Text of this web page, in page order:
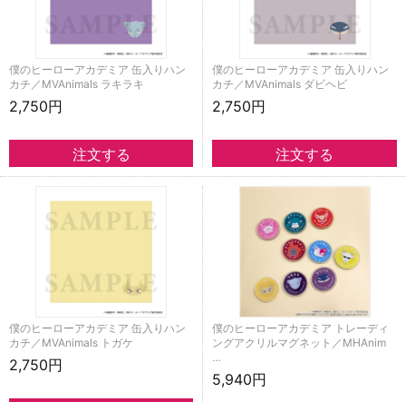
僕のヒーローアカデミア 缶入りハン
カチ／MVAnimals ラキラキ
2,750円
僕のヒーローアカデミア 缶入りハン
カチ／MVAnimals ダビヘビ
2,750円
僕のヒーローアカデミア 缶入りハン
カチ／MVAnimals トガケ
2,750円
僕のヒーローアカデミア トレーディ
ングアクリルマグネット／MHAnim
…
5,940円